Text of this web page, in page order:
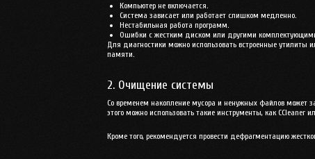
Компьютер не включается.
Система зависает или работает слишком медленно.
Нестабильная работа программ.
Ошибки с жестким диском или другими
Для диагностики можно использовать встроенные утилиты
памяти.
2. Очищение системы
Со временем накопление мусора и ненужных файлов может
этого можно использовать такие инструменты, какCCleaner
Кроме того, рекомендуется провести дефрагментацию